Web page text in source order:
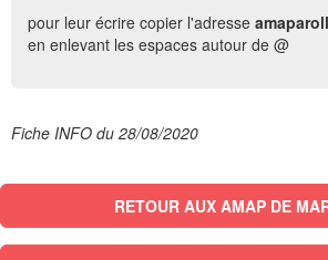
pour leur écrire copier l'adresse
en enlevant les espaces autour de @
Fiche INFO du 28/08/2020
RETOUR AUX AMAP DE